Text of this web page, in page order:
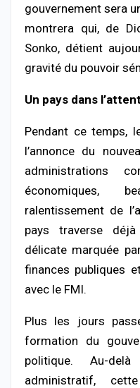
gouvernement sera
montrera qui, de
Sonko, détient
gravité du pouvoir
Un pays dans
Pendant ce temps,
l’annonce du
administrations
économiques,
ralentissement de
pays traverse
délicate marquée
finances publiques
avec le FMI.
Plus les jours
formation du
politique. Au-
administratif,